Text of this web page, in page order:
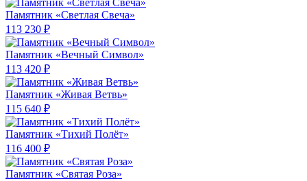
Памятник «Светлая Свеча»
113 230 ₽
Памятник «Вечный Символ»
113 420 ₽
Памятник «Живая Ветвь»
115 640 ₽
Памятник «Тихий Полёт»
116 400 ₽
Памятник «Святая Роза»